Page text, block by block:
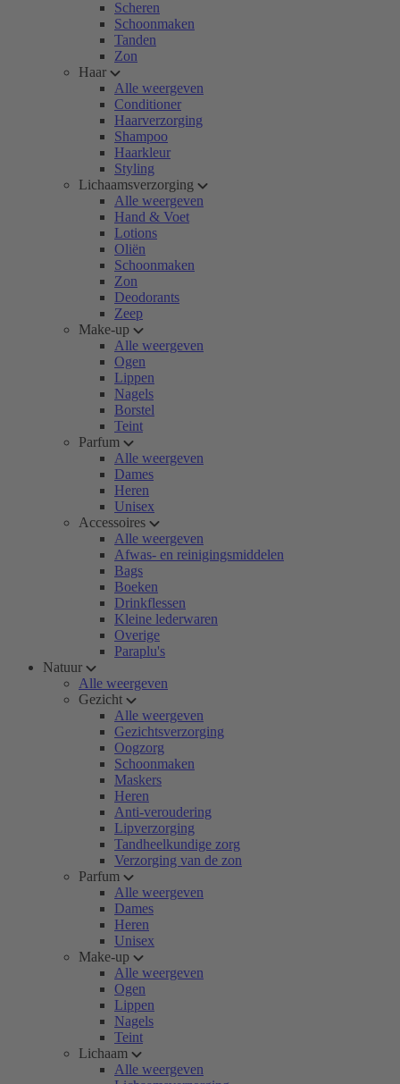
Scheren
Schoonmaken
Tanden
Zon
Haar
Alle weergeven
Conditioner
Haarverzorging
Shampoo
Haarkleur
Styling
Lichaamsverzorging
Alle weergeven
Hand & Voet
Lotions
Oliën
Schoonmaken
Zon
Deodorants
Zeep
Make-up
Alle weergeven
Ogen
Lippen
Nagels
Borstel
Teint
Parfum
Alle weergeven
Dames
Heren
Unisex
Accessoires
Alle weergeven
Afwas- en reinigingsmiddelen
Bags
Boeken
Drinkflessen
Kleine lederwaren
Overige
Paraplu's
Natuur
Alle weergeven
Gezicht
Alle weergeven
Gezichtsverzorging
Oogzorg
Schoonmaken
Maskers
Heren
Anti-veroudering
Lipverzorging
Tandheelkundige zorg
Verzorging van de zon
Parfum
Alle weergeven
Dames
Heren
Unisex
Make-up
Alle weergeven
Ogen
Lippen
Nagels
Teint
Lichaam
Alle weergeven